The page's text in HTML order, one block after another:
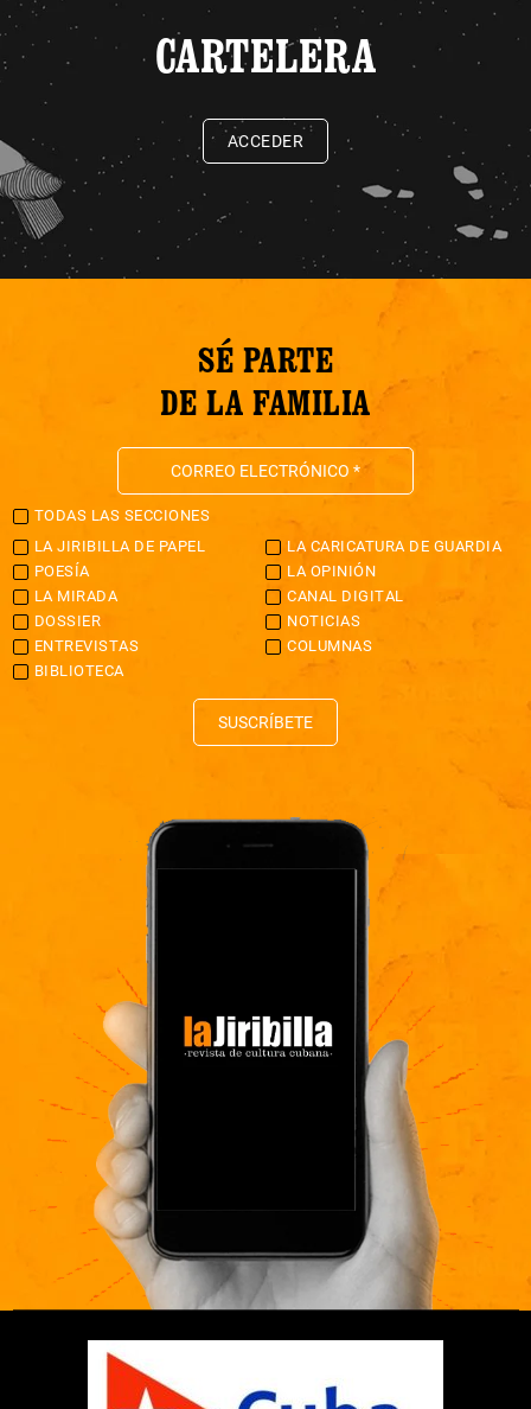
CARTELERA
ACCEDER
SÉ PARTE
DE LA FAMILIA
TODAS LAS SECCIONES
LA JIRIBILLA DE PAPEL
LA CARICATURA DE GUARDIA
POESÍA
LA OPINIÓN
LA MIRADA
CANAL DIGITAL
DOSSIER
NOTICIAS
ENTREVISTAS
COLUMNAS
BIBLIOTECA
SUSCRÍBETE